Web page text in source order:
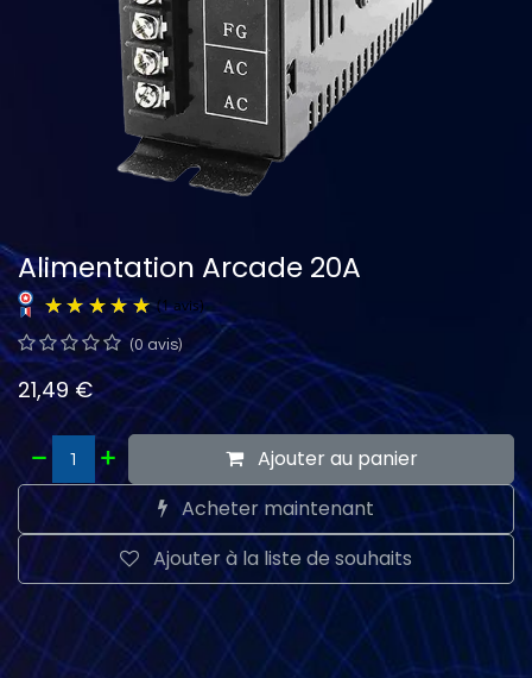
Alimentation Arcade 20A
(1 avis)
(0 avis)
21,49€
Ajouter au panier
Acheter maintenant
Ajouter à la liste de souhaits